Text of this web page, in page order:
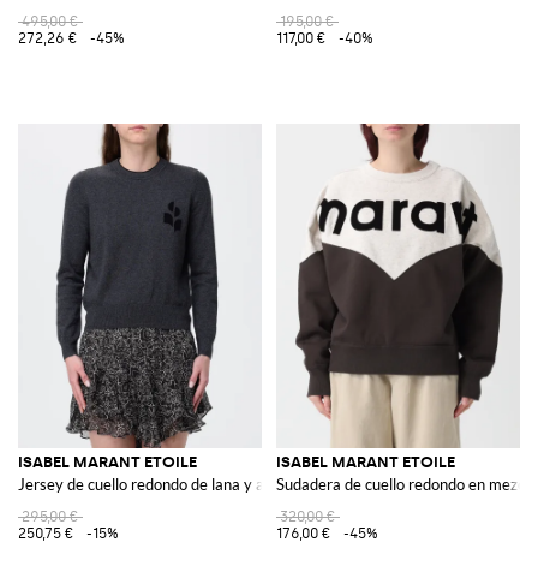
495,00 €
272,26 €
-45%
195,00 €
117,00 €
-40%
ISABEL MARANT ETOILE
Jersey de cuello redondo de lana y algodón
295,00 €
250,75 €
-15%
ISABEL MARANT ETOILE
Sudadera de cuello redondo en
320,00 €
176,00 €
-45%